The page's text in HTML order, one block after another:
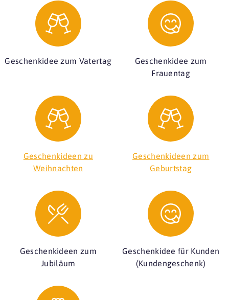
Geschenkidee zum Vatertag
Geschenkidee zum
Frauentag
Geschenkideen zu
Weihnachten
Geschenkideen zum
Geburtstag
Geschenkideen zum
Jubiläum
Geschenkidee für Kunden
(Kundengeschenk)